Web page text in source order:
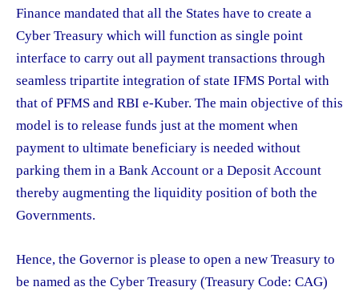
Finance mandated that all the States have to create a
Cyber Treasury which will function as single point
interface to carry out all payment transactions through
seamless tripartite integration of state IFMS Portal with
that of PFMS and RBI e-Kuber. The main objective of this
model is to release funds just at the moment when
payment to ultimate beneficiary is needed without
parking them in a Bank Account or a Deposit Account
thereby augmenting the liquidity position of both the
Governments.
Hence, the Governor is please to open a new Treasury to
be named as the Cyber Treasury (Treasury Code: CAG)